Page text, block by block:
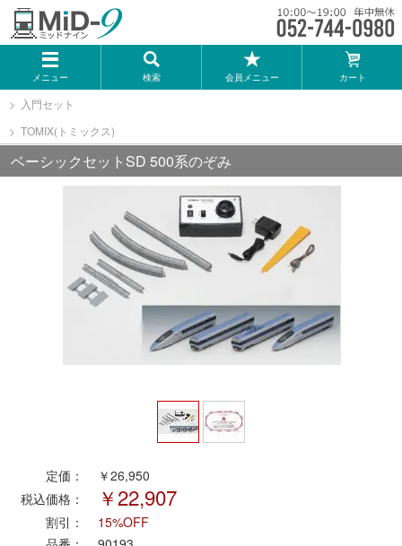
メニュー 検索 会員メニュー カート
メーカー一覧
TOMIX
KATO
トミーテック
マイクロエース
Bトレインショーティー
MODEMO(モデモ)
さんけい
入門セット
TOMIX(トミックス)
ベーシックセットSD 500系のぞみ
定価：
￥26,950
税込価格：
￥22,907
割引：
15%OFF